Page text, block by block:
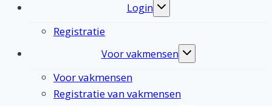
Login
Toggle
Registratie
Voor vakmensen
Toggle
Voor vakmensen
Registratie van vakmensen